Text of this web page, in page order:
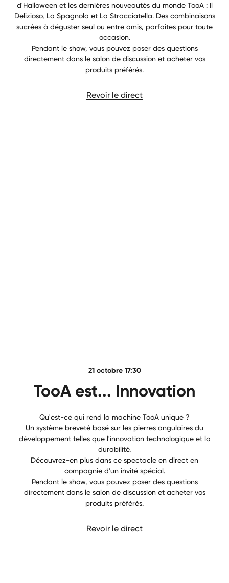
d'Halloween et les dernières nouveautés du monde TooA : Il
Delizioso, La Spagnola et La Stracciatella. Des combinaisons
sucrées à déguster seul ou entre amis, parfaites pour toute
occasion.
Pendant le show, vous pouvez poser des questions
directement dans le salon de discussion et acheter vos
produits préférés.
Revoir le direct
21 octobre 17:30
TooA est... Innovation
Qu'est-ce qui rend la machine TooA unique ?
Un système breveté basé sur les pierres angulaires du
développement telles que l'innovation technologique et la
durabilité.
Découvrez-en plus dans ce spectacle en direct en
compagnie d'un invité spécial.
Pendant le show, vous pouvez poser des questions
directement dans le salon de discussion et acheter vos
produits préférés.
Revoir le direct